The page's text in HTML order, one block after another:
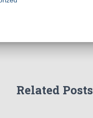
Related Posts